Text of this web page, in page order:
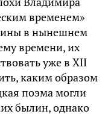
временем»
в нынешнем
времени, их
уже в XII
каким образом
поэма могли
былин, однако